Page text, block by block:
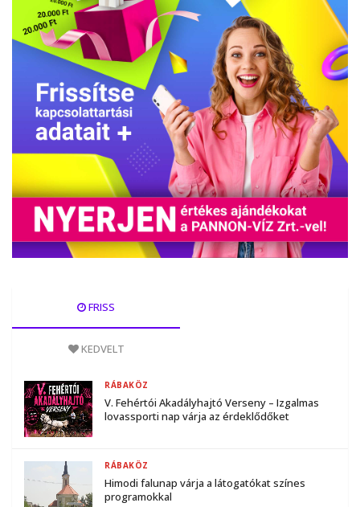
FRISS
KEDVELT
V. Fehértói Akadályhajtó Verseny – Izgalmas
lovassporti nap várja az érdeklődőket
RÁBAKÖZ
Himodi falunap várja a látogatókat színes
programokkal
RÁBAKÖZ